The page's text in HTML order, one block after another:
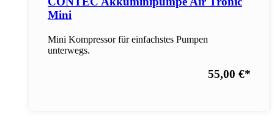
Mini
Mini Kompressor für einfachstes Pumpen
unterwegs.
55,00 €*